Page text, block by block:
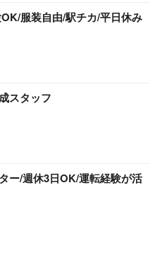
服装自由/駅チカ/平日休み
スタッフ
ー/週休3日OK/運転経験が活